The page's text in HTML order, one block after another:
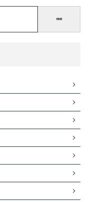
検索